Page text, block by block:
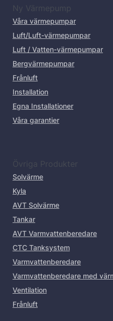
Ny Värmepump
Våra värmepumpar
Luft/Luft-värmepumpar
Luft / Vatten-värmepumpar
Bergvärmepumpar
Frånluft
Installation
Egna Installationer
Våra garantier
Övriga Produkter
Solvärme
Kyla
AVT Solvärme
Tankar
AVT Varmvattenberedare
CTC Tanksystem
Varmvattenberedare
Varmvattenberedare med
Ventilation
Frånluft